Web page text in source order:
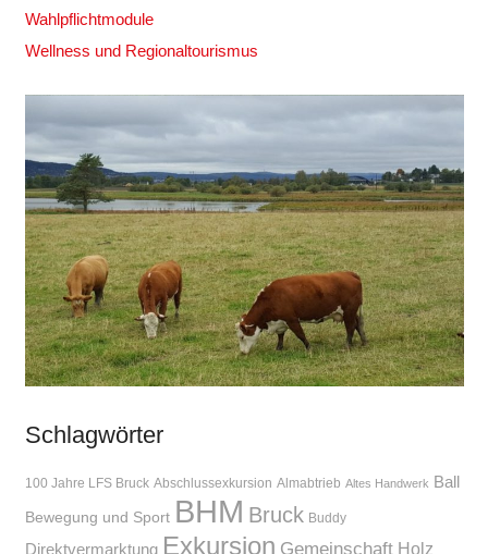
Wahlpflichtmodule
Wellness und Regionaltourismus
Schlagwörter
100 Jahre LFS Bruck Abschlussexkursion Almabtrieb Ball
Bewegung und Sport BHM Bruck Buddy
Direktvermarktung Exkursion Gemeinschaft Holz